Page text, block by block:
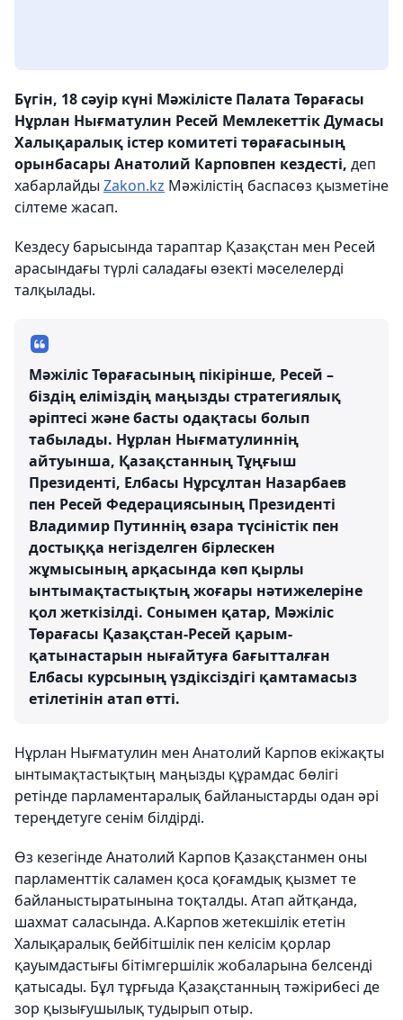
Бүгін, 18 сәуір күні Мәжілісте Палата Төрағасы
Нұрлан Нығматулин Ресей Мемлекеттік Думасы
Халықаралық істер комитеті төрағасының
орынбасары Анатолий Карповпен кездесті, деп
хабарлайды Zakon.kz Мәжілістің баспасөз қызметіне
сілтеме жасап.
Кездесу барысында тараптар Қазақстан мен Ресей
арасындағы түрлі саладағы өзекті мәселелерді
талқылады.
Мәжіліс Төрағасының пікірінше, Ресей –
біздің еліміздің маңызды стратегиялық
әріптесі және басты одақтасы болып
табылады. Нұрлан Нығматулиннің
айтуынша, Қазақстанның Тұңғыш
Президенті, Елбасы Нұрсұлтан Назарбаев
пен Ресей Федерациясының Президенті
Владимир Путиннің өзара түсіністік пен
достыққа негізделген бірлескен
жұмысының арқасында көп қырлы
ынтымақтастықтың жоғары нәтижелеріне
қол жеткізілді. Сонымен қатар, Мәжіліс
Төрағасы Қазақстан-Ресей қарым-
қатынастарын нығайтуға бағытталған
Елбасы курсының үздіксіздігі қамтамасыз
етілетінін атап өтті.
Нұрлан Нығматулин мен Анатолий Карпов екіжақты
ынтымақтастықтың маңызды құрамдас бөлігі
ретінде парламентаралық байланыстарды одан әрі
тереңдетуге сенім білдірді.
Өз кезегінде Анатолий Карпов Қазақстанмен оны
парламенттік саламен қоса қоғамдық қызмет те
байланыстыратынына тоқталды. Атап айтқанда,
шахмат саласында. А.Карпов жетекшілік ететін
Халықаралық бейбітшілік пен келісім қорлар
қауымдастығы бітімгершілік жобаларына белсенді
қатысады. Бұл тұрғыда Қазақстанның тәжірибесі де
зор қызығушылық тудырып отыр.